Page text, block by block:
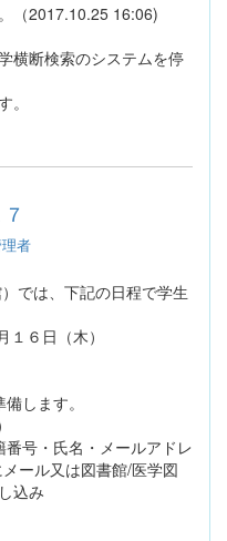
（2017.10.25 16:06)
横断検索のシステムを停
者
では、下記の日程で学生
１６日（木）
します。
号・氏名・メールアドレ
ール又は図書館/医学図
込み